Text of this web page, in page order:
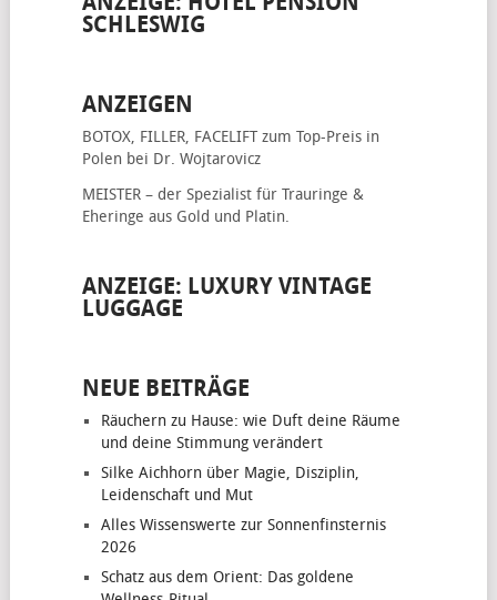
SCHLESWIG
ANZEIGEN
BOTOX, FILLER, FACELIFTzum Top-Preis in
Polen bei Dr. Wojtarovicz
MEISTER – der Spezialist für Trauringe &
Eheringe aus Gold und Platin.
ANZEIGE: LUXURY VINTAGE
LUGGAGE
NEUE BEITRÄGE
Räuchern zu Hause: wie Duft deine Räume
und deine Stimmung verändert
Silke Aichhorn über Magie, Disziplin,
Leidenschaft und Mut
Alles Wissenswerte zur Sonnenfinsternis
2026
Schatz aus dem Orient: Das goldene